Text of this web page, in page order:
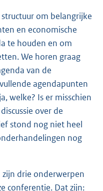
om belangrijke
en economische
te houden en om
We horen graag
van de
agendapunten
welke? Is er misschien
over de
stond nog niet heel
nog
zijn drie onderwerpen
conferentie. Dat zijn: